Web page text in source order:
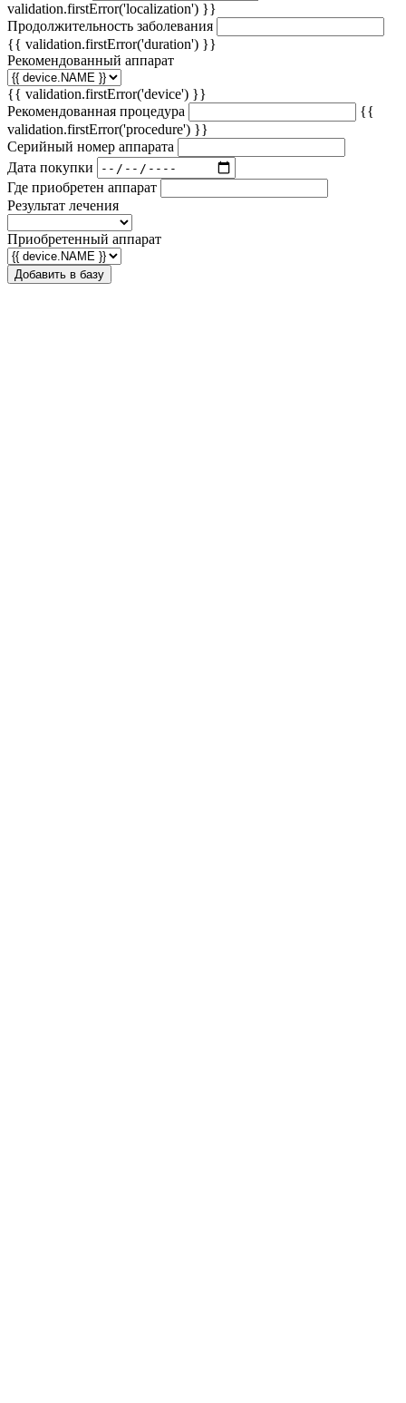
validation.firstError('localization') }}
Продолжительность заболевания
{{ validation.firstError('duration') }}
Рекомендованный аппарат
{{ validation.firstError('device') }}
Рекомендованная процедура
{{
validation.firstError('procedure') }}
Серийный номер аппарата
Дата покупки
Где приобретен аппарат
Результат лечения
Приобретенный аппарат
Добавить в базу